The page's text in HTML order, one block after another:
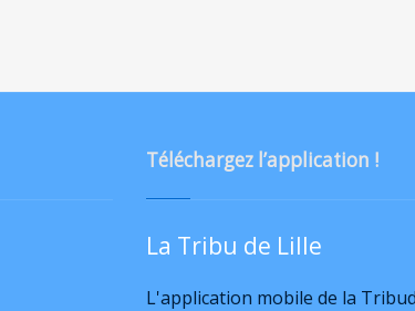
Téléchargez l’application !
La Tribu de Lille
L'application mobile de la